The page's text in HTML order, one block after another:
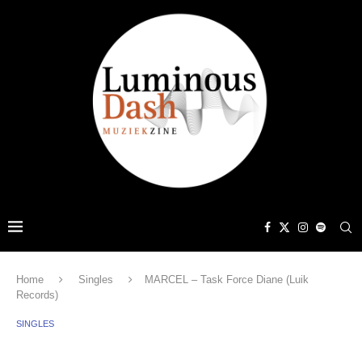
Home Singles
MARCEL – Task Force Diane (Luik
Records)
SINGLES